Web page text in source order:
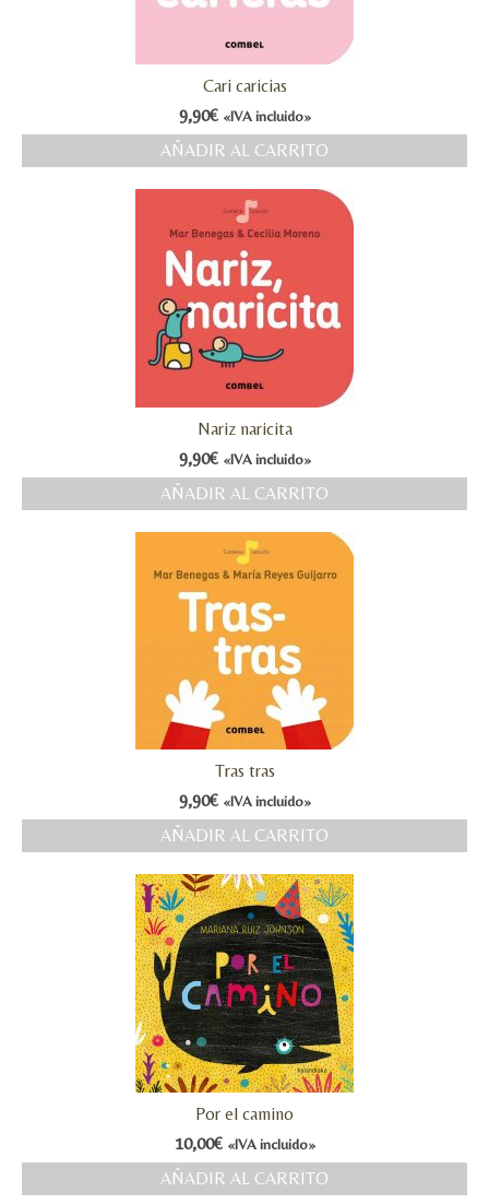
Cari caricias
9,90€ «IVA incluido»
AÑADIR AL CARRITO
Nariz naricita
9,90€ «IVA incluido»
AÑADIR AL CARRITO
Tras tras
9,90€ «IVA incluido»
AÑADIR AL CARRITO
Por el camino
10,00€ «IVA incluido»
AÑADIR AL CARRITO